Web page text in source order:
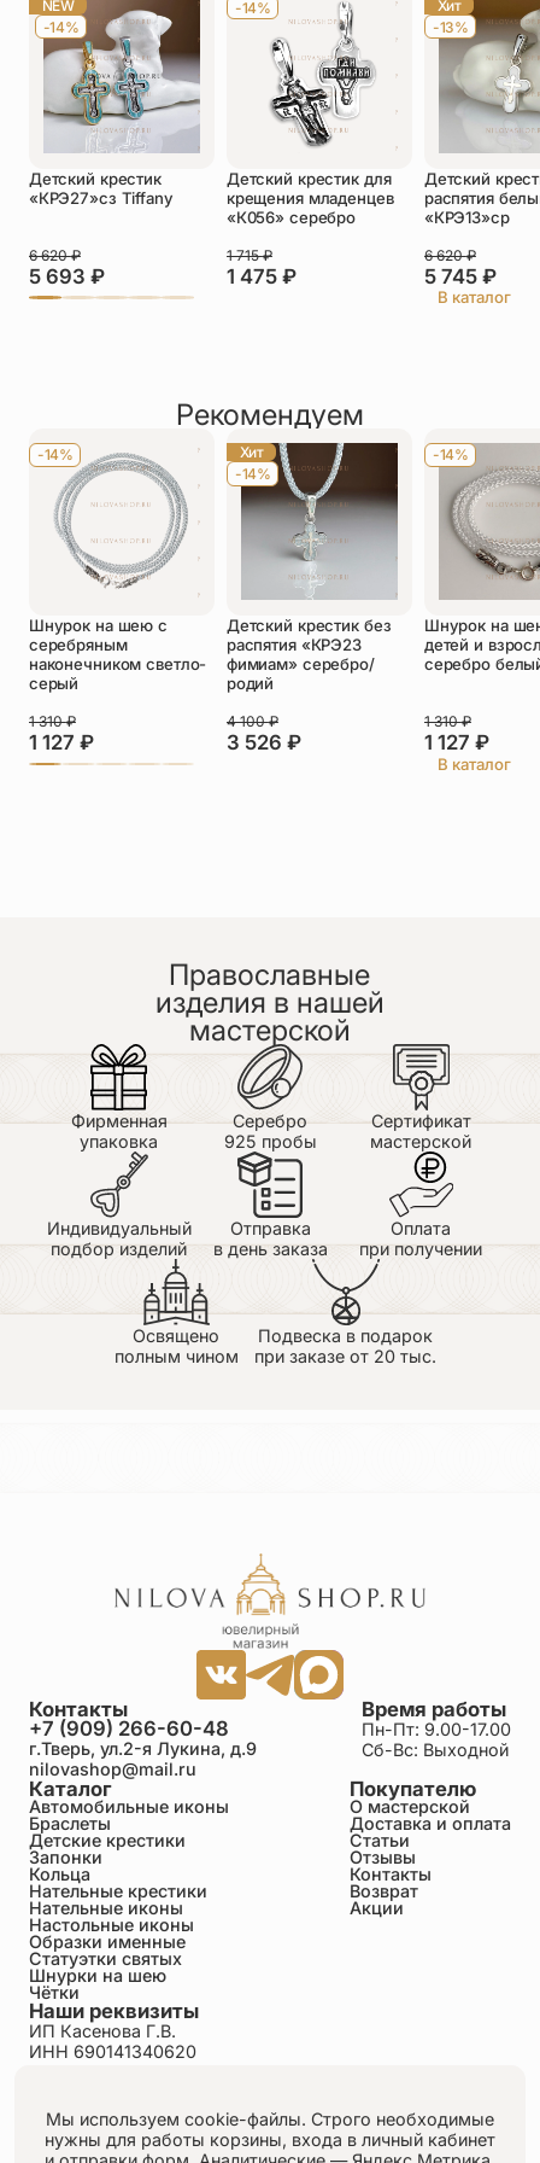
Телефон*
Отзыв*
Прикрепить фото
Оставить отзыв
Подтверждаю свое согласие с
политикой конфиденциальностии даю
согласие на обработку персональных
данных
Пока нет отзывов. Будьте первым!
NEW
-14%
Детский крестик
«КРЭ27»сз Tiffany
5 693 ₽
6 620₽
-14%
Детский крестик для
крещения младенцев
«К056» серебро
1 475 ₽
1 715₽
Хит
-13%
Детский
распятия
«КРЭ13»ср
5 745 ₽
6 620₽
В каталог
Рекомендуем
-14%
Шнурок на шею с
серебряным
наконечником светло-
серый
1 127 ₽
1 310₽
Хит
-14%
Детский крестик без
распятия «КРЭ23
фимиам» серебро/
родий
3 526 ₽
4 100₽
-14%
Шнурок на
детей и
серебро
1 127 ₽
1 310₽
В каталог
Православные
изделия в нашей
мастерской
Фирменная
упаковка
Серебро
925 пробы
Сертификат
мастерской
Индивидуальный
подбор изделий
Отправка
в день заказа
Оплата
при получении
Освящено
полным чином
Подвеска в подарок
при заказе от 20 тыс.
Каталог
Автомобильные иконы
Браслеты
Детские крестики
Запонки
Кольца
Нательные крестики
Нательные иконы
Настольные иконы
Образки именные
Статуэтки святых
Шнурки на шею
Чётки
Покупателю
О мастерской
Доставка и оплата
Статьи
Отзывы
Контакты
Возврат
Акции
Время работы
Пн-Пт: 9.00-17.00
Сб-Вс: Выходной
Контакты
+7 (909) 266-60-48
г.Тверь, ул.2-я Лукина, д.9
nilovashop@mail.ru
Наши реквизиты
ИП Касенова Г.В.
ИНН 690141340620
Пользовательское соглашение
Публичная оферта
Согласие на обработку персональных данных
Мы используем cookie-файлы. Строго необходимые
нужны для работы корзины, входа в личный кабинет